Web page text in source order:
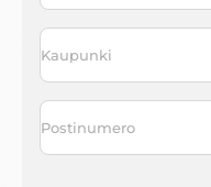
Kaupunki
Postinumero